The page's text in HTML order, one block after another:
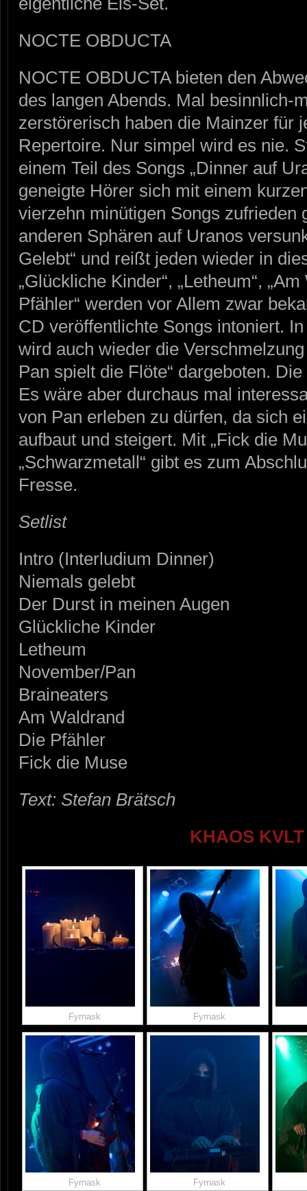
NOCTE OBDUCTA
NOCTE OBDUCTA bieten den
des langen Abends. Mal besinnlich-
zerstörerisch haben die Mainzer für
Repertoire. Nur simpel wird es nie.
einem Teil des Songs „Dinner auf
geneigte Hörer sich mit einem
vierzehn minütigen Songs zufrieden
anderen Sphären auf Uranos
Gelebt“ und reißt jeden wieder in
„Glückliche Kinder“, „Letheum“,
Pfähler“ werden vor Allem zwar
CD veröffentlichte Songs intoniert.
wird auch wieder die Verschmelzung
Pan spielt die Flöte“ dargeboten.
Es wäre aber durchaus mal
von Pan erleben zu dürfen, da sich
aufbaut und steigert. Mit „Fick die
„Schwarzmetall“ gibt es zum
Fresse.
Setlist
Intro (Interludium Dinner)
Niemals gelebt
Der Durst in meinen Augen
Glückliche Kinder
Letheum
November/Pan
Braineaters
Am Waldrand
Die Pfähler
Fick die Muse
Text: Stefan Brätsch
KHAOS
Fyrnask Fyrnask
Fyrnask Fyrnask